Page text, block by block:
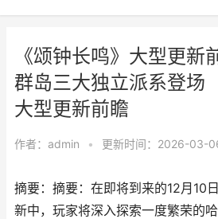
《颂钟长鸣》大型更新
群岛三大独立派系登场
大型更新前瞻
作者： admin • 更新时间：2026-03-
摘要：摘要：在即将到来的12月10
新中，玩家将深入探索一度繁荣的